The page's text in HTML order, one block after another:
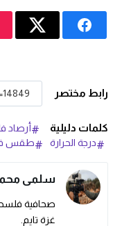
رابط مختصر
كلمات دليلية أرصاد
درجة الحرارة
طقس
سلمى
صحافية
غزة تايم.